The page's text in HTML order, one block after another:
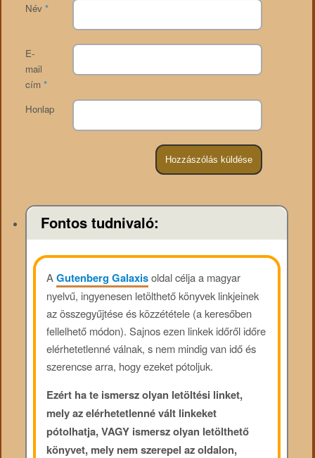
Név *
E-
mail
cím *
Honlap
Fontos tudnivaló:
AGutenberg Galaxisoldal célja a magyar
nyelvű, ingyenesen letölthető könyvek linkjeinek
az összegyűjtése és közzététele (a keresőben
fellelhető módon). Sajnos ezen linkek időről időre
elérhetetlenné válnak, s nem mindig van idő és
szerencse arra, hogy ezeket pótoljuk.
Ezért ha te ismersz olyan letöltési linket,
mely az elérhetetlenné vált linkeket
pótolhatja, VAGY ismersz olyan letölthető
könyvet, mely nem szerepel az oldalon,